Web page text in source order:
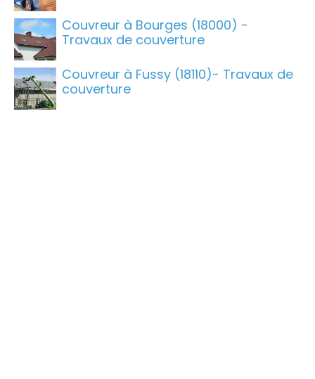
Couvreur à Bourges (18000) -
Travaux de couverture
Couvreur à Fussy (18110)- Travaux de
couverture